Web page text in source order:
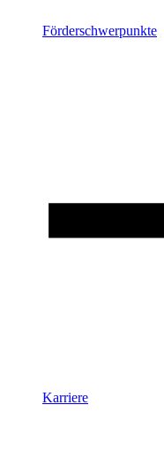
Förderschwerpunkte
Karriere